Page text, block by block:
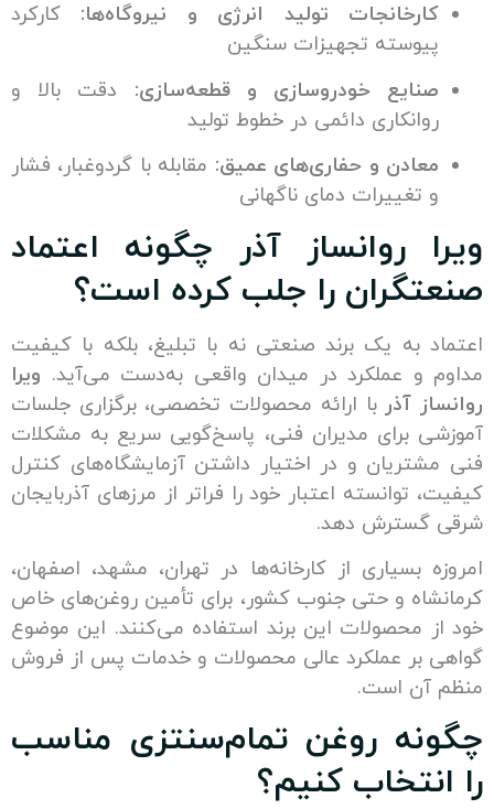
تولید انرژی و نیروگاه‌ها:کارکرد
تجهیزات سنگین
خودروسازی و قطعه‌سازی:دقت بالا و
دائمی در خطوط تولید
و حفاری‌های عمیق:مقابله با گردوغبار، فشار
دمای ناگهانی
روانساز آذر چگونه اعتماد
را جلب کرده است؟
به یک برند صنعتی نه با تبلیغ، بلکه با کیفیت
و عملکرد در میدان واقعی به‌دست می‌آید.ویرا
آذربا ارائه محصولات تخصصی، برگزاری جلسات
برای مدیران فنی، پاسخ‌گویی سریع به مشکلات
و در اختیار داشتن آزمایشگاه‌های کنترل
توانسته اعتبار خود را فراتر از مرزهای آذربایجان
دهد.
بسیاری از کارخانه‌ها در تهران، مشهد، اصفهان،
و حتی جنوب کشور، برای تأمین روغن‌های خاص
محصولات این برند استفاده می‌کنند. این موضوع
بر عملکرد عالی محصولات و خدمات پس از فروش
است.
روغن تمام‌سنتزی مناسب
کنیم؟